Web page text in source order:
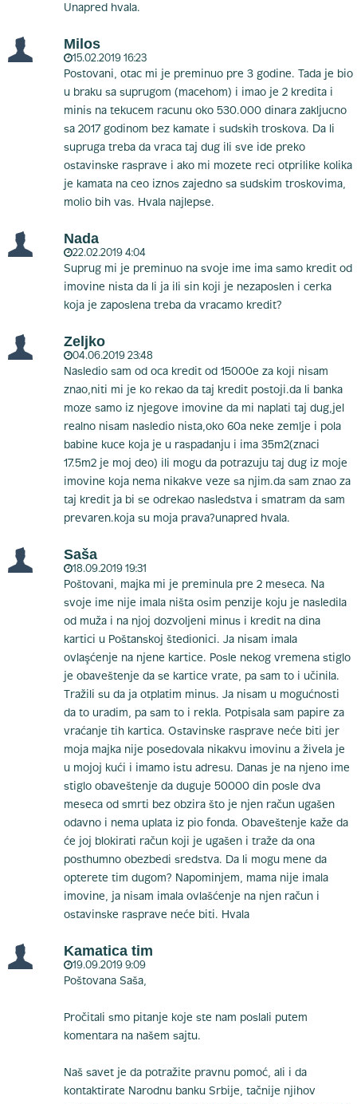
Unapred hvala.
Milos
15.02.2019 16:23
Postovani, otac mi je preminuo pre 3 godine. Tada je bio
u braku sa suprugom (macehom) i imao je 2 kredita i
minis na tekucem racunu oko 530.000 dinara zakljucno
sa 2017 godinom bez kamate i sudskih troskova. Da li
supruga treba da vraca taj dug ili sve ide preko
ostavinske rasprave i ako mi mozete reci otprilike kolika
je kamata na ceo iznos zajedno sa sudskim troskovima,
molio bih vas. Hvala najlepse.
Nada
22.02.2019 4:04
Suprug mi je preminuo na svoje ime ima samo kredit od
imovine nista da li ja ili sin koji je nezaposlen i cerka
koja je zaposlena treba da vracamo kredit?
Zeljko
04.06.2019 23:48
Nasledio sam od oca kredit od 15000e za koji nisam
znao,niti mi je ko rekao da taj kredit postoji.da li banka
moze samo iz njegove imovine da mi naplati taj dug,jel
realno nisam nasledio nista,oko 60a neke zemlje i pola
babine kuce koja je u raspadanju i ima 35m2(znaci
17.5m2 je moj deo) ili mogu da potrazuju taj dug iz moje
imovine koja nema nikakve veze sa njim.da sam znao za
taj kredit ja bi se odrekao nasledstva i smatram da sam
prevaren.koja su moja prava?unapred hvala.
Saša
18.09.2019 19:31
Poštovani, majka mi je preminula pre 2 meseca. Na
svoje ime nije imala ništa osim penzije koju je nasledila
od muža i na njoj dozvoljeni minus i kredit na dina
kartici u Poštanskoj štedionici. Ja nisam imala
ovlaşćenje na njene kartice. Posle nekog vremena stiglo
je obaveštenje da se kartice vrate, pa sam to i učinila.
Tražili su da ja otplatim minus. Ja nisam u mogućnosti
da to uradim, pa sam to i rekla. Potpisala sam papire za
vraćanje tih kartica. Ostavinske rasprave neće biti jer
moja majka nije posedovala nikakvu imovinu a živela je
u mojoj kući i imamo istu adresu. Danas je na njeno ime
stiglo obaveštenje da duguje 50000 din posle dva
meseca od smrti bez obzira što je njen račun ugašen
odavno i nema uplata iz pio fonda. Obaveštenje kaže da
će joj blokirati račun koji je ugašen i traže da ona
posthumno obezbedi sredstva. Da li mogu mene da
opterete tim dugom? Napominjem, mama nije imala
imovine, ja nisam imala ovlašćenje na njen račun i
ostavinske rasprave neće biti. Hvala
Kamatica tim
19.09.2019 9:09
Poštovana Saša,
Pročitali smo pitanje koje ste nam poslali putem
komentara na našem sajtu.
Naš savet je da potražite pravnu pomoć, ali i da
kontaktirate Narodnu banku Srbije, tačnije njihov